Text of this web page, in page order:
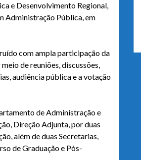
e Desenvolvimento Regional,
Administração Pública, em
com ampla participação da
de reuniões, discussões,
audiência pública e a votação
de Administração e
Direção Adjunta, por duas
além de duas Secretarias,
de Graduação e Pós-